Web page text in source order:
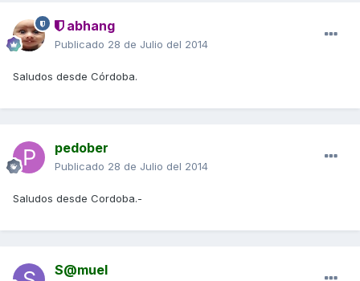
abhang
Publicado 28 de Julio del 2014
Saludos desde Córdoba.
pedober
Publicado 28 de Julio del 2014
Saludos desde Cordoba.-
S@muel